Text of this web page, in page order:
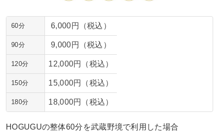
60分 6,000円（税込）
90分 9,000円（税込）
120分 12,000円（税込）
150分 15,000円（税込）
180分 18,000円（税込）
HOGUGUの整体60分を武蔵野境で利用した場合